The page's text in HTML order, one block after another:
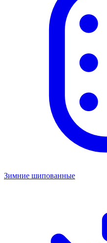
Зимние шипованные